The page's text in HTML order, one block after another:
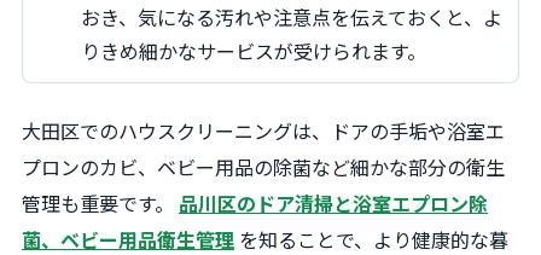
おき、気になる汚れや注意点を伝えておくと、よ
りきめ細かなサービスが受けられます。
大田区でのハウスクリーニングは、ドアの手垢や浴室エ
プロンのカビ、ベビー用品の除菌など細かな部分の衛生
管理も重要です。 品川区のドア清掃と浴室エプロン除
菌、ベビー用品衛生管理 を知ることで、より健康的な暮